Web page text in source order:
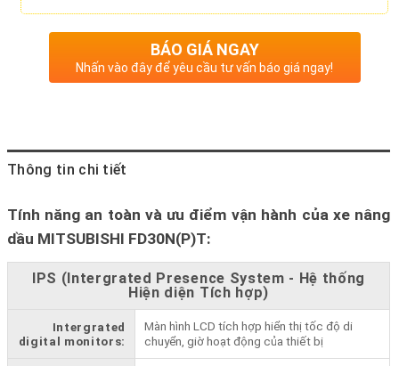
BÁO GIÁ NGAY
Nhấn vào đây để yêu cầu tư vấn báo giá ngay!
Thông tin chi tiết
Tính năng an toàn và ưu điểm vận hành của xe nâng
dầu MITSUBISHI FD30N(P)T:
IPS (Intergrated Presence System - Hệ thống
Hiện diện Tích hợp)
Intergrated
digital monitors:
Màn hình LCD tích hợp hiển thị tốc độ di
chuyển, giờ hoạt động của thiết bị